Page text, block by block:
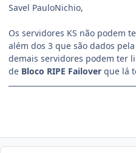
Savel PauloNichio,
Os servidores KS não podem
além dos 3 que são dados
demais servidores podem ter
de Bloco RIPE Failover que lá